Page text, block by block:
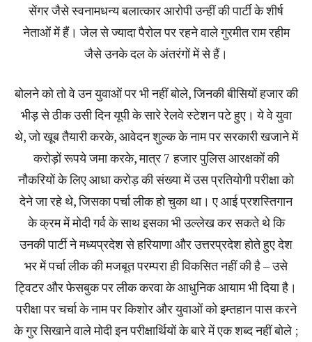
सेंगर जैसे स्वनामधन्य बलात्कार आरोपी उन्हीं की पार्टी के शीर्ष
नेताओं में हैं। जेल से ज्यादा पैरोल पर रहने वाले गुरमीत राम रहीम
जैसे उनके दल के अंतरंगों में से हैं।
बोलने को तो वे उन युवाओं पर भी नहीं बोले, जिनकी बीसियों हजार की
भीड़ से ठीक उसी दिन यूपी के सारे रेलवे स्टेशन पटे हुए। ये वे युवा
थे, जो खूब तैयारी करके, आवेदन शुल्क के नाम पर सरकारी खजाने में
करोड़ों रूपये जमा करके, मात्र 7 हजार पुलिस आरक्षकों की
नौकरियों के लिए आधा करोड़ की संख्या में उस प्रतियोगी परीक्षा को
देने जा रहे थे, जिसका पर्चा लीक हो चुका था। ए आई प्रशस्तिगान
के क्रम में मोदी गर्व के साथ इसका भी उल्लेख कर सकते थे कि
उनकी पार्टी ने मध्यप्रदेश से हरियाणा और उत्तरप्रदेश होते हुए देश
भर में पर्चा लीक की मजबूत परम्परा ही विकसित नहीं की है – उसे
ट्विटर और फेसबुक पर लीक करवा के आधुनिक आयाम भी दिया है।
परीक्षा पर चर्चा के नाम पर किशोर और युवाओं को इम्तहान पास करने
के गुर सिखाने वाले मोदी इन परीक्षार्थियों के बारे में एक शब्द नहीं बोले ;